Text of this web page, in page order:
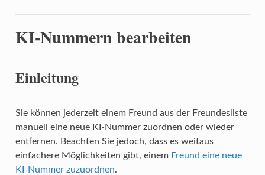
KI-Nummern bearbeiten
Einleitung
Sie können jederzeit einem Freund aus der Freundesliste
manuell eine neue KI-Nummer zuordnen oder wieder
entfernen. Beachten Sie jedoch, dass es weitaus
einfachere Möglichkeiten gibt, einem Freund eine neue
KI-Nummer zuzuordnen.